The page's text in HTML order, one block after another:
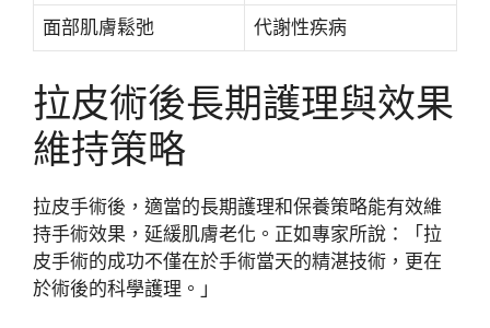
面部肌膚鬆弛 代謝性疾病
拉皮術後長期護理與效果
維持策略
拉皮手術後，適當的長期護理和保養策略能有效維
持手術效果，延緩肌膚老化。正如專家所說：「拉
皮手術的成功不僅在於手術當天的精湛技術，更在
於術後的科學護理。」